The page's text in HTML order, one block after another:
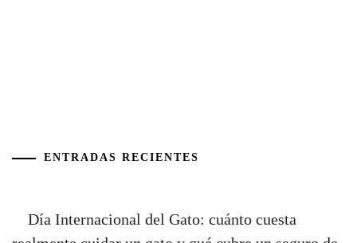
ENTRADAS RECIENTES
Día Internacional del Gato: cuánto cuesta